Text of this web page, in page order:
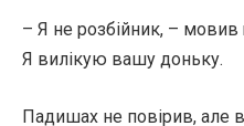
– Я не розбійник, –
Я вилікую вашу доньку.
Падишах не повірив, але